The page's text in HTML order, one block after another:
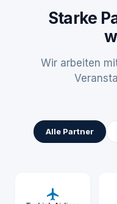
Starke
Wir arbeiten
Alle Partner